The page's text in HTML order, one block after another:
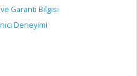
ve Garanti Bilgisi
Deneyimi